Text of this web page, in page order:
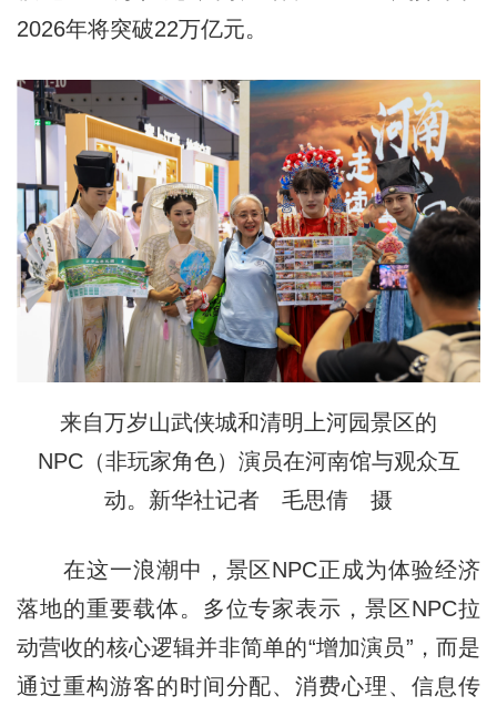
2026年将突破22万亿元。
来自万岁山武侠城和清明上河园景区的
NPC（非玩家角色）演员在河南馆与观众互
动。新华社记者 毛思倩 摄
在这一浪潮中，景区NPC正成为体验经济
落地的重要载体。多位专家表示，景区NPC拉
动营收的核心逻辑并非简单的“增加演员”，而是
通过重构游客的时间分配、消费心理、信息传